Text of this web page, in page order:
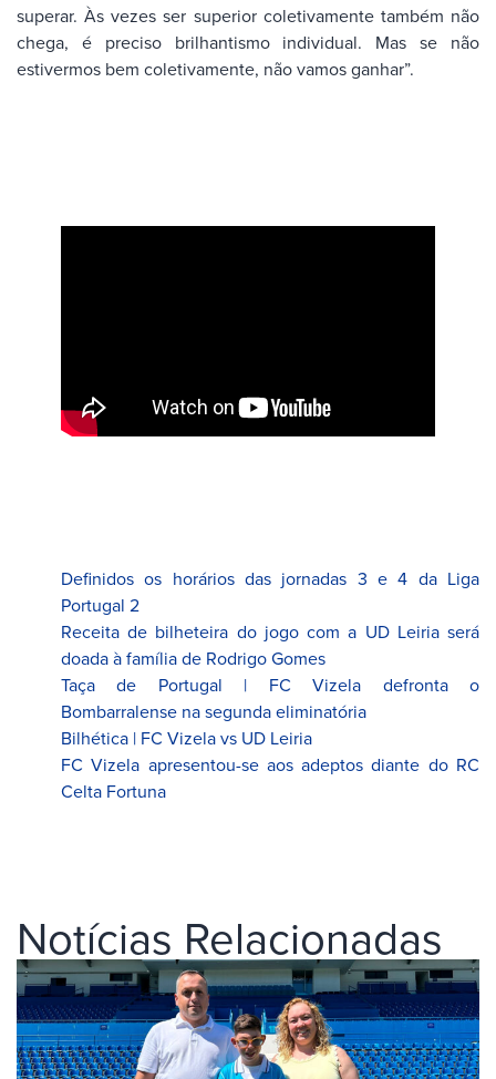
superar. Às vezes ser superior coletivamente também não
chega, é preciso brilhantismo individual. Mas se não
estivermos bem coletivamente, não vamos ganhar”.
Definidos os horários das jornadas 3 e 4 da Liga
Portugal 2
Receita de bilheteira do jogo com a UD Leiria será
doada à família de Rodrigo Gomes
Taça de Portugal | FC Vizela defronta o
Bombarralense na segunda eliminatória
Bilhética | FC Vizela vs UD Leiria
FC Vizela apresentou-se aos adeptos diante do RC
Celta Fortuna
Notícias Relacionadas